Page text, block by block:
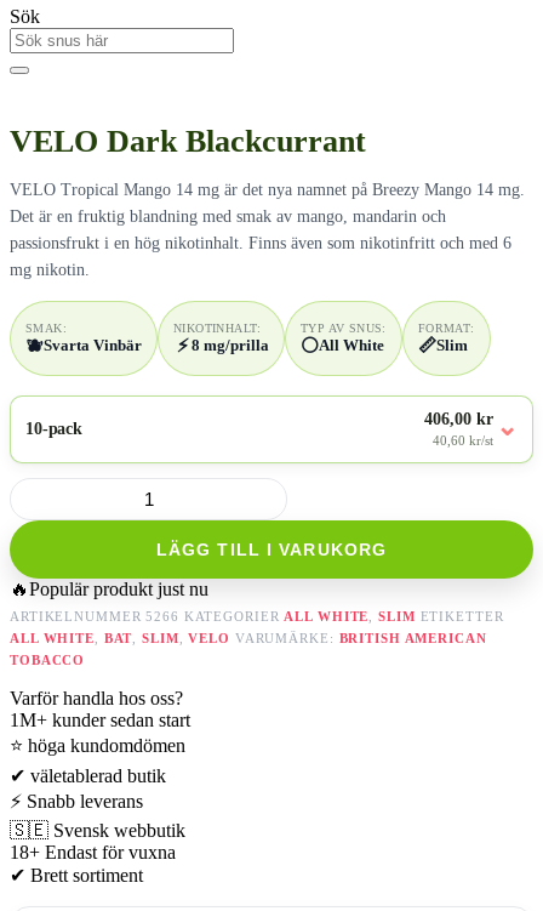
Sök
VELO Dark Blackcurrant
VELO Tropical Mango 14 mg är det nya namnet på Breezy Mango 14 mg.
Det är en fruktig blandning med smak av mango, mandarin och
passionsfrukt i en hög nikotinhalt. Finns även som nikotinfritt och med 6
mg nikotin.
SMAK:
🫐Svarta Vinbär
NIKOTINHALT:
⚡8 mg/prilla
TYP AV SNUS:
⚪All White
FORMAT:
📏Slim
10-pack
406,00 kr
40,60 kr/st ⌄
VELO
Dark
Blackcurrant
mängd
LÄGG TILL I VARUKORG
🔥Populär produkt just nu
ARTIKELNUMMER5266 KATEGORIER ALL WHITE ,SLIM ETIKETTER
ALL WHITE
BAT ,SLIM ,VELO VARUMÄRKE: BRITISH AMERICAN
TOBACCO
Varför handla hos oss?
1M+ kunder sedan start
⭐ höga kundomdömen
✔ väletablerad butik
⚡ Snabb leverans
🇸🇪 Svensk webbutik
18+ Endast för vuxna
✔ Brett sortiment